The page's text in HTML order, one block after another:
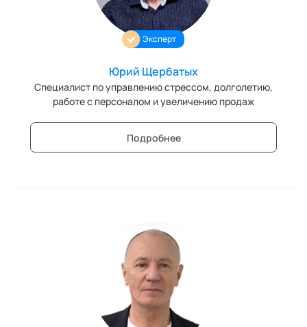
Эксперт
Юрий Щербатых
Специалист по управлению стрессом, долголетию,
работе с персоналом и увеличению продаж
Подробнее